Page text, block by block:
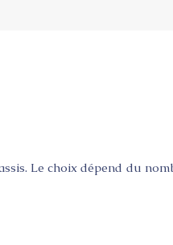
Le choix dépend du